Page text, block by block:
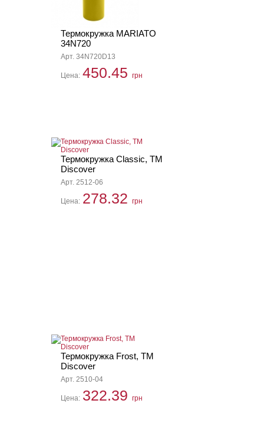
Термокружка MARIATO
34N720
Арт. 34N720D13
Цена: 450.45 грн
Термокружка Classic, TM
Discover
Арт. 2512-06
Цена: 278.32 грн
Термокружка Frost, TM
Discover
Арт. 2510-04
Цена: 322.39 грн